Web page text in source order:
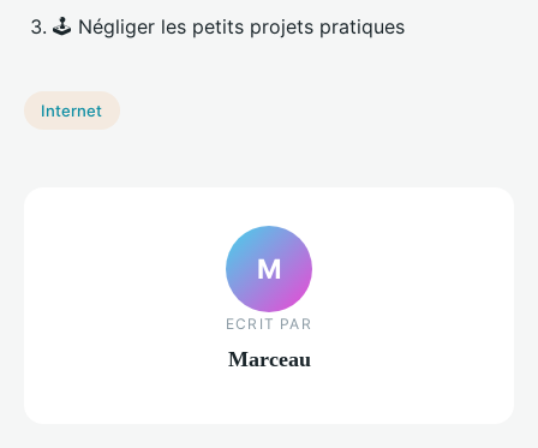
🕹️ Négliger les petits projets pratiques
Internet
M
ECRIT PAR
Marceau